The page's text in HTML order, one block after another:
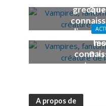
Il y
dieux,
Il y
notre
A propos de